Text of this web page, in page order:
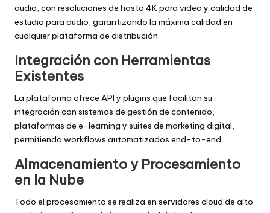
audio, con resoluciones de hasta 4K para video y calidad de
estudio para audio, garantizando la máxima calidad en
cualquier plataforma de distribución.
Integración con Herramientas
Existentes
La plataforma ofrece API y plugins que facilitan su
integración con sistemas de gestión de contenido,
plataformas de e-learning y suites de marketing digital,
permitiendo workflows automatizados end-to-end.
Almacenamiento y Procesamiento
en la Nube
Todo el procesamiento se realiza en servidores cloud de alto